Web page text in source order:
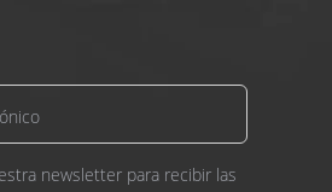
newsletter para recibir las